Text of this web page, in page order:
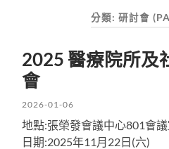
分類:研討會
2025 醫療院所及
會
2026-01-06
地點:張榮發會議中心801會
日期:2025年11月22日(六)